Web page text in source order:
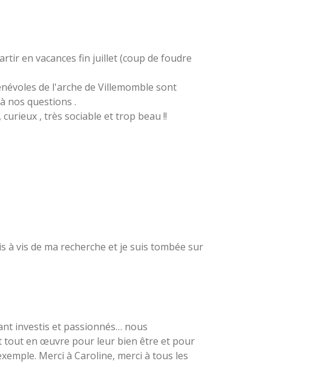
en vacances fin juillet (coup de foudre
de l'arche de Villemomble sont
nos questions .
, très sociable et trop beau !!
vis de ma recherche et je suis tombée sur
investis et passionnés… nous
tout en œuvre pour leur bien être et pour
Merci à Caroline, merci à tous les